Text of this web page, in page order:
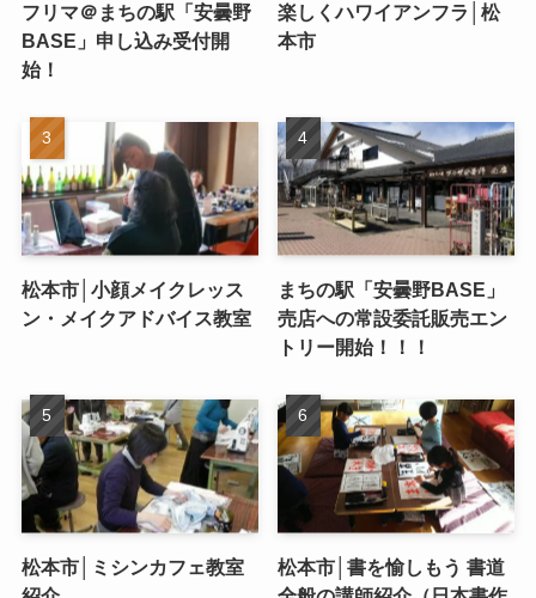
フリマ＠まちの駅「安曇野
BASE」申し込み受付開
始！
楽しくハワイアンフラ│松
本市
松本市│小顔メイクレッス
ン・メイクアドバイス教室
まちの駅「安曇野BASE」
売店への常設委託販売エン
トリー開始！！！
松本市│ミシンカフェ教室
松本市│書を愉しもう 書道